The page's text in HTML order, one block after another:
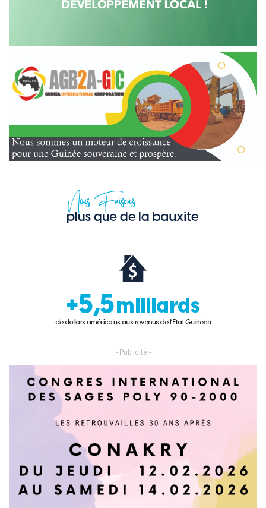
- Publicité -